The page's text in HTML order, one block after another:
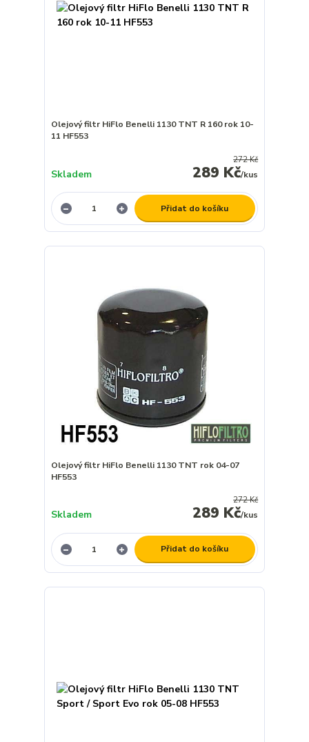
Olejový filtr HiFlo Benelli 1130 TNT R 160 rok 10-
11 HF553
272 Kč
289 Kč/kus
Skladem
Přidat do košíku
Olejový filtr HiFlo Benelli 1130 TNT rok 04-07
HF553
272 Kč
289 Kč/kus
Skladem
Přidat do košíku